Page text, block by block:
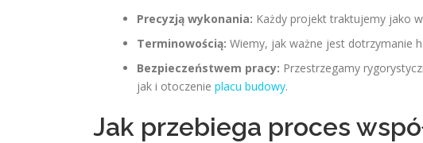
Precyzją wykonania: Każdy projekt traktujemy jako
Terminowością: Wiemy, jak ważne jest dotrzymanie
Bezpieczeństwem pracy: Przestrzegamy
jak i otoczenie placu budowy.
Jak przebiega proces